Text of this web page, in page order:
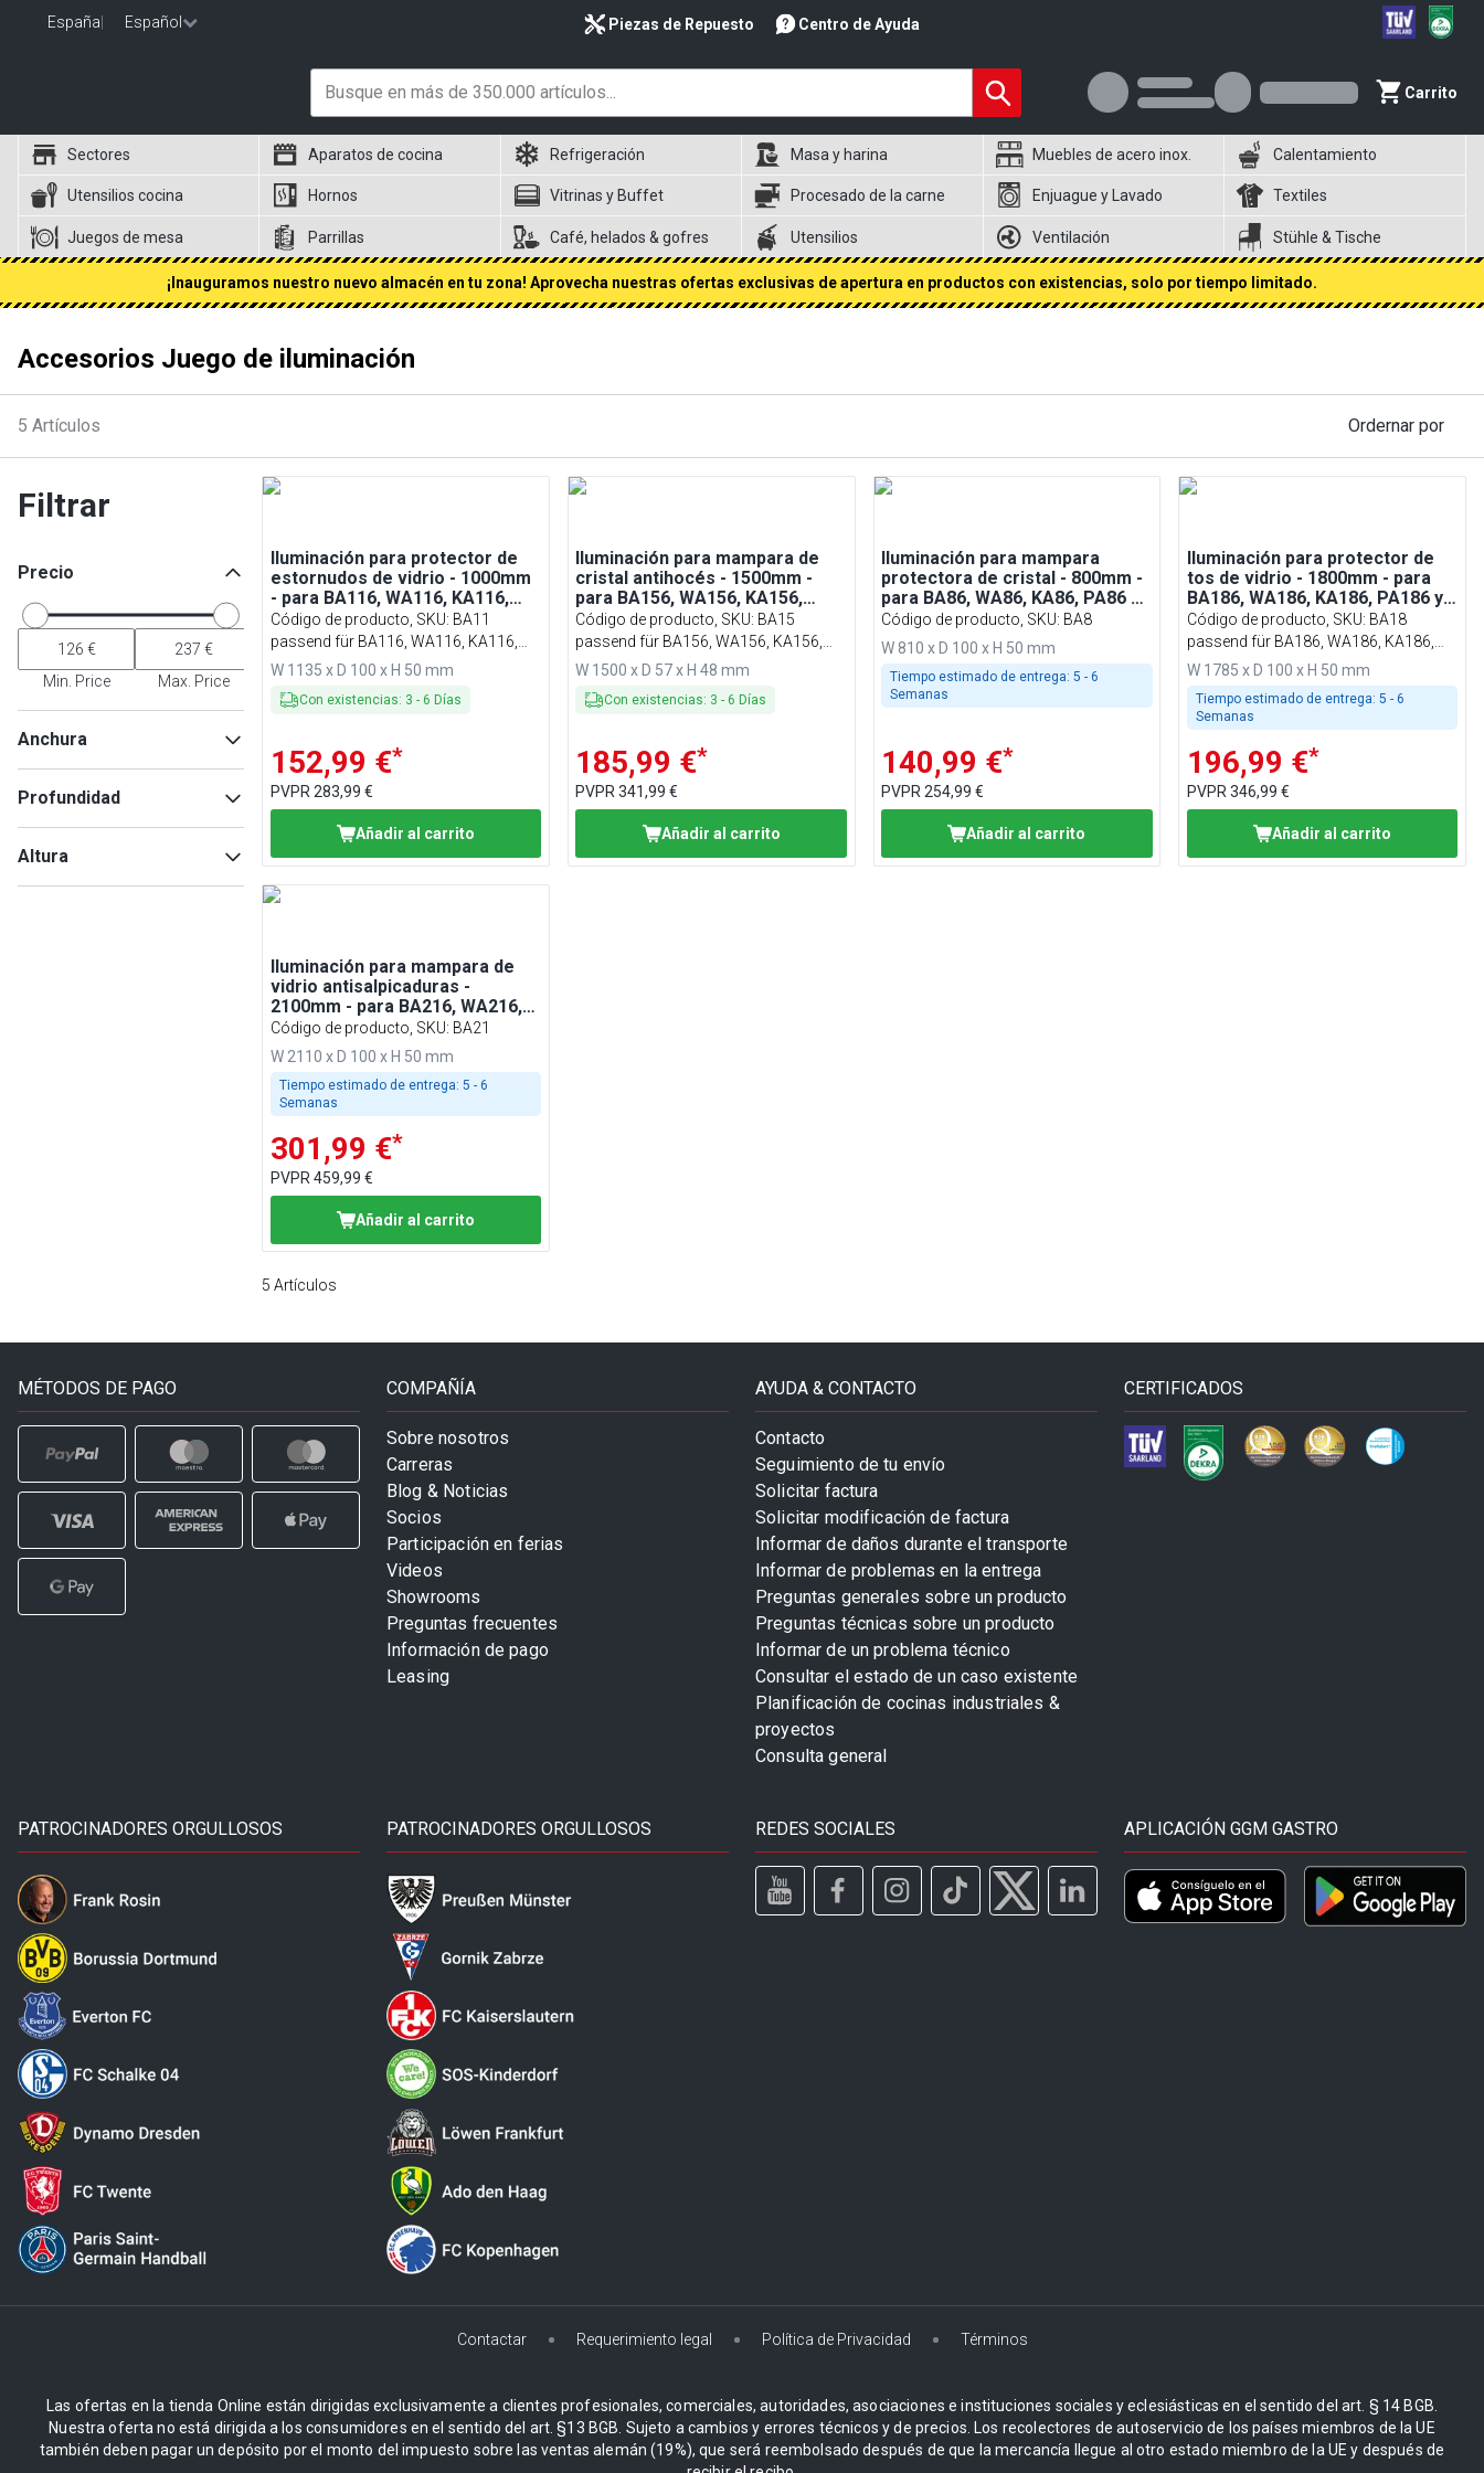
España Español Piezas de Repuesto Centro de Ayuda
Carrito
Sectores Aparatos de cocina Refrigeración Masa y harina Muebles de acero inox. Calentamiento
Utensilios cocina Hornos Vitrinas y Buffet Procesado de la carne Enjuague y Lavado Textiles
Juegos de mesa Parrillas Café, helados & gofres Utensilios Ventilación Stühle & Tische
¡Inauguramos nuestro nuevo almacén en tu zona! Aprovecha nuestras ofertas exclusivas de apertura en productos con existencias, solo por tiempo limitado.
Accesorios Juego de iluminación
5 Artículos Ordernar por
Filtrar
Precio
Min. Price Max. Price
Anchura
Profundidad
Altura
Iluminación para protector de
estornudos de vidrio - 1000mm
- para BA116, WA116, KA116,
PA116 y EA116
Código de producto, SKU: BA11
passend für BA116, WA116, KA116,
PA116 & EA116
W 1135 x D 100 x H 50 mm
Con existencias: 3 - 6 Días
152,99 €*
PVPR 283,99 €
Añadir al carrito
Iluminación para mampara de
cristal antihocés - 1500mm -
para BA156, WA156, KA156,
PA156 y EA156
Código de producto, SKU: BA15
passend für BA156, WA156, KA156,
PA156 & EA156
W 1500 x D 57 x H 48 mm
Con existencias: 3 - 6 Días
185,99 €*
PVPR341,99 €
Añadir al carrito
Iluminación para mampara
protectora de cristal - 800mm -
para BA86, WA86, KA86, PA86 y
EA86
Código de producto, SKU: BA8
W 810 x D 100 x H 50 mm
Tiempo estimado de entrega: 5 - 6
Semanas
140,99 €*
PVPR254,99 €
Añadir al carrito
Iluminación para protector de
tos de vidrio - 1800mm - para
BA186, WA186, KA186, PA186 y
EA186
Código de producto, SKU: BA18
passend für BA186, WA186, KA186,
PA186 & EA186
W 1785 x D 100 x H 50 mm
Tiempo estimado de entrega: 5 - 6
Semanas
196,99 €*
PVPR 346,99 €
Añadir al carrito
Iluminación para mampara de
vidrio antisalpicaduras -
2100mm - para BA216, WA216,
KA216, PA216 y EA216
Código de producto, SKU: BA21
W 2110 x D 100 x H 50 mm
Tiempo estimado de entrega: 5 - 6
Semanas
301,99 €*
PVPR 459,99 €
Añadir al carrito
5 Artículos
MÉTODOS DE PAGO COMPAÑÍA
Sobre nosotros
Carreras
Blog & Noticias
Socios
Participación en ferias
Videos
Showrooms
Preguntas frecuentes
Información de pago
Leasing
AYUDA & CONTACTO
Contacto
Seguimiento de tu envío
Solicitar factura
Solicitar modificación de factura
Informar de daños durante el transporte
Informar de problemas en la entrega
Preguntas generales sobre un producto
Preguntas técnicas sobre un producto
Informar de un problema técnico
Consultar el estado de un caso existente
Planificación de cocinas industriales &
proyectos
Consulta general
CERTIFICADOS
PATROCINADORES ORGULLOSOS PATROCINADORES ORGULLOSOS REDES SOCIALES APLICACIÓN GGM GASTRO
Contactar Requerimiento legal Política de Privacidad Términos
Las ofertas en la tienda Online están dirigidas exclusivamente a clientes profesionales, comerciales, autoridades, asociaciones e instituciones sociales y eclesiásticas en el sentido del art. § 14 BGB.
Nuestra oferta no está dirigida a los consumidores en el sentido del art. §13 BGB. Sujeto a cambios y errores técnicos y de precios. Los recolectores de autoservicio de los países miembros de la UE
también deben pagar un depósito por el monto del impuesto sobre las ventas alemán (19%), que será reembolsado después de que la mercancía llegue al otro estado miembro de la UE y después de